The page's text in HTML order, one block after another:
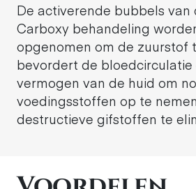
De activerende bubbels van
Carboxy behandeling
opgenomen om de zuurstof
bevordert de
vermogen van de huid om
voedingsstoffen op te
destructieve gifstoffen te